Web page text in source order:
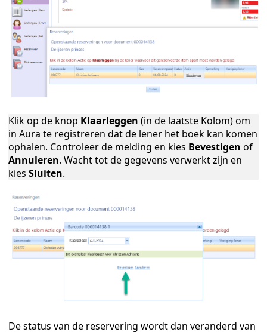
Klik op de knop Klaarleggen (in de laatste Kolom) om
in Aura te registreren dat de lener het boek kan komen
ophalen. Controleer de melding en kies Bevestigen of
Annuleren. Wacht tot de gegevens verwerkt zijn en
kies Sluiten.
De status van de reservering wordt dan veranderd van